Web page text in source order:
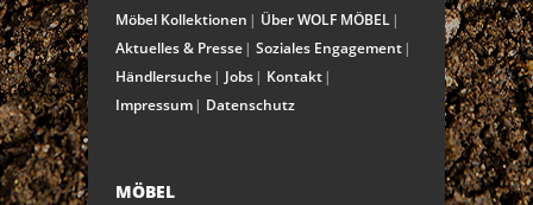
Möbel Kollektionen
Über WOLF MÖBEL
Aktuelles & Presse
Soziales Engagement
Händlersuche
Jobs
Kontakt
Impressum
Datenschutz
MÖBEL